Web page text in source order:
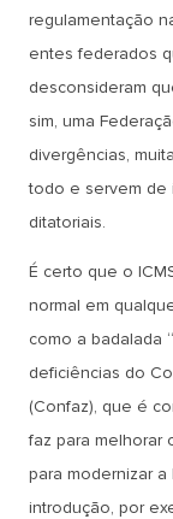
regulamentação
entes federados
desconsideram
sim, uma
divergências,
todo e servem de
ditatoriais.
É certo que o
normal em
como a badalada
deficiências do
(Confaz), que é
faz para melhorar
para modernizar
introdução, por